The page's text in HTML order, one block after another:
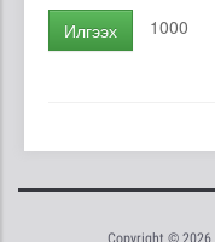
Илгээх 1000
Copyright © 2026